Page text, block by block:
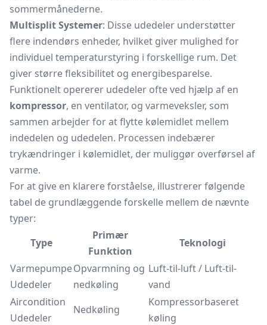
sommermånederne.
Multisplit Systemer: Disse udedeler understøtter
flere indendørs enheder, hvilket giver mulighed for
individuel temperaturstyring i forskellige rum. Det
giver større fleksibilitet og energibesparelse.
Funktionelt opererer udedeler ofte ved hjælp af en
kompressor, en ventilator, og varmeveksler, som
sammen arbejder for at flytte kølemidlet mellem
indedelen og udedelen. Processen indebærer
trykændringer i kølemidlet, der muliggør overførsel af
varme.
For at give en klarere forståelse, illustrerer følgende
tabel de grundlæggende forskelle mellem de nævnte
typer:
Type
Primær
Funktion
Teknologi
Varmepumpe
Udedeler
Opvarmning og
nedkøling
Luft-til-luft / Luft-til-
vand
Aircondition
Udedeler
Nedkøling
Kompressorbaseret
køling